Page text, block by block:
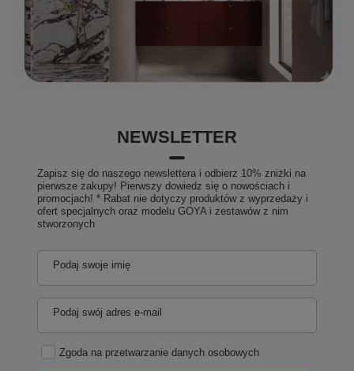
NEWSLETTER
Zapisz się do naszego newslettera i odbierz 10% zniżki na
pierwsze zakupy! Pierwszy dowiedz się o nowościach i
promocjach! * Rabat nie dotyczy produktów z wyprzedaży i
ofert specjalnych oraz modelu GOYA i zestawów z nim
stworzonych
Podaj swoje imię
Podaj swój adres e-mail
Zgoda na przetwarzanie danych osobowych